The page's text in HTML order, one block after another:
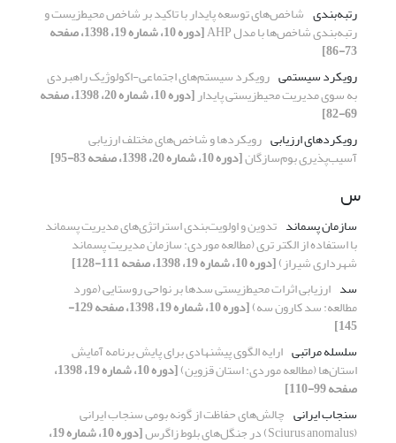
رتبه‌‌بندی شاخص‌های توسعه پایدار با تاکید بر شاخص محیط‌زیست و
رتبه‌بندی شاخص‌‌ها با مدل AHP [دوره 10، شماره 19، 1398، صفحه
73-86]
رویکرد سیستمی رویکرد سیستم‌های اجتماعی-اکولوژیک راهبردی
به سوی مدیریت محیط‌‌زیستی پایدار [دوره 10، شماره 20، 1398، صفحه
69-82]
رویکردهای ارزیابی رویکردها و شاخص‌های مختلف ارزیابی
آسیب‌پذیری بوم‌سازگان[دوره 10، شماره 20، 1398، صفحه 83-95]
س
سازمان پسماند تدوین و اولویت‌‌بندی استراتژی‌‌های مدیریت پسماند
با استفاده از الکتر تری (مطالعه موردی: سازمان مدیریت پسماند
شهرداری شیراز)[دوره 10، شماره 19، 1398، صفحه 111-128]
سد ارزیابی اثرات ‌محیط‌زیستی سدها بر نواحی روستایی (مورد
مطالعه: سد کارون سه) [دوره 10، شماره 19، 1398، صفحه 129-
145]
سلسله مراتبی ارایه الگوی پیشنهادی برای پایش برنامه آمایش
استان‌ها (مطالعه موردی: استان قزوین) [دوره 10، شماره 19، 1398،
صفحه 99-110]
سنجاب ایرانی چالش‌‌های حفاظت از گونه بومی سنجاب ایرانی
(Sciurus anomalus) در جنگل‌‌های بلوط زاگرس [دوره 10، شماره 19،